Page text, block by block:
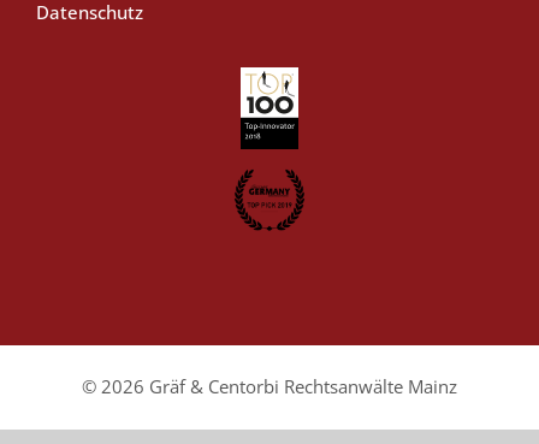
Datenschutz
© 2026 Gräf & Centorbi Rechtsanwälte Mainz